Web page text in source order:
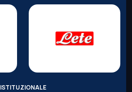
ISTITUZIONALE